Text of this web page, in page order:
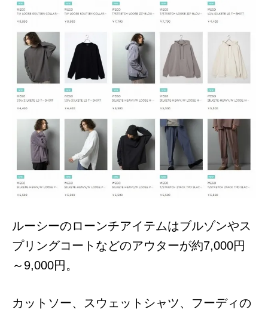
ルーシーのローンチアイテムはブルゾンやス
プリングコートなどのアウターが約7,000円
～9,000円。
カットソー、スウェットシャツ、フーディの